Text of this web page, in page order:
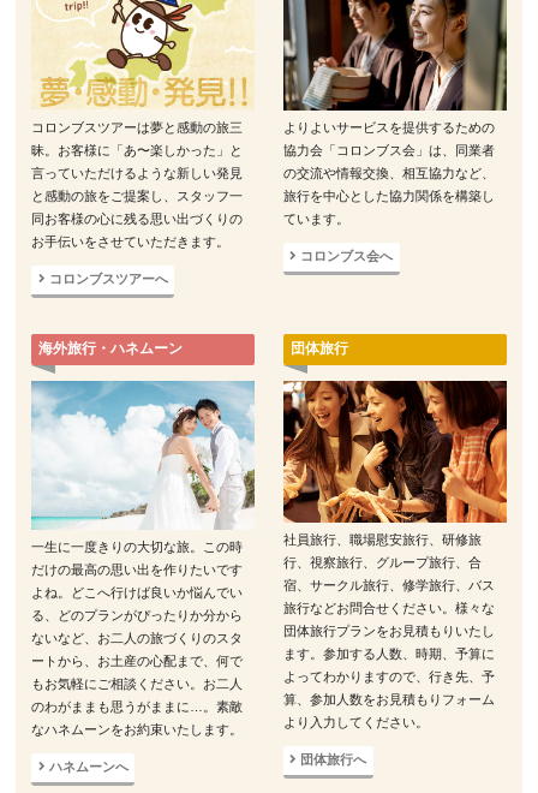
コロンブスツアーは夢と感動の旅三
昧。お客様に「あ〜楽しかった」と
言っていただけるような新しい発見
と感動の旅をご提案し、スタッフ一
同お客様の心に残る思い出づくりの
お手伝いをさせていただきます。
コロンブスツアーへ
よりよいサービスを提供するための
協力会「コロンブス会」は、同業者
の交流や情報交換、相互協力など、
旅行を中心とした協力関係を構築し
ています。
コロンブス会へ
海外旅行・ハネムーン
一生に一度きりの大切な旅。この時
だけの最高の思い出を作りたいです
よね。どこへ行けば良いか悩んでい
る、どのプランがぴったりか分から
ないなど、お二人の旅づくりのスタ
ートから、お土産の心配まで、何で
もお気軽にご相談ください。お二人
のわがままも思うがままに…。素敵
なハネムーンをお約束いたします。
ハネムーンへ
団体旅行
社員旅行、職場慰安旅行、研修旅
行、視察旅行、グループ旅行、合
宿、サークル旅行、修学旅行、バス
旅行などお問合せください。様々な
団体旅行プランをお見積もりいたし
ます。参加する人数、時期、予算に
よってわかりますので、行き先、予
算、参加人数をお見積もりフォーム
より入力してください。
団体旅行へ